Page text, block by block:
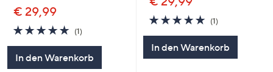
€ 29,99
5.0
von
(1)1
In den Warenkorb
5.0
von
(1)1
In den Warenkorb